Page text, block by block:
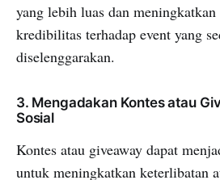
yang lebih luas dan
kredibilitas terhadap event yang
diselenggarakan.
3. Mengadakan Kontes atau
Sosial
Kontes atau giveaway dapat
untuk meningkatkan keterlibatan